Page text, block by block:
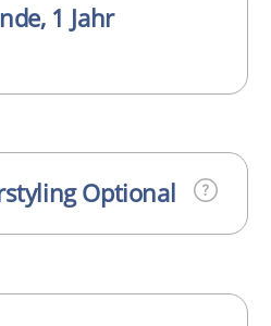
1 Jahr
Optional